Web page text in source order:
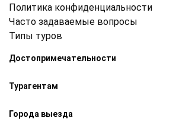
Политика конфиденциальности
Часто задаваемые вопросы
Типы туров
Достопримечательности
Турагентам
Города выезда